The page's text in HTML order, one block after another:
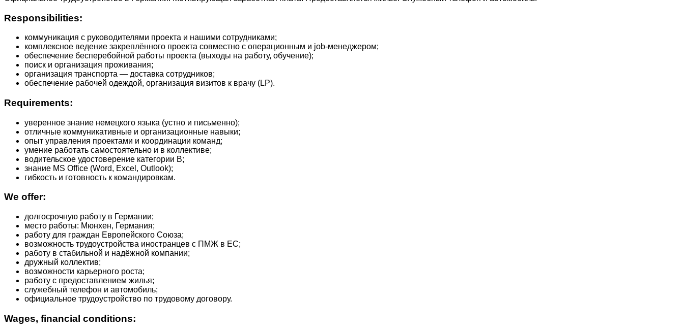
Responsibilities:
коммуникация с руководителями проекта и нашими сотрудниками;
комплексное ведение закреплённого проекта совместно с операционным и job-менеджером;
обеспечение бесперебойной работы проекта (выходы на работу, обучение);
поиск и организация проживания;
организация транспорта — доставка сотрудников;
обеспечение рабочей одеждой, организация визитов к врачу (LP).
Requirements:
уверенное знание немецкого языка (устно и письменно);
отличные коммуникативные и организационные навыки;
опыт управления проектами и координации команд;
умение работать самостоятельно и в коллективе;
водительское удостоверение категории B;
знание MS Office (Word, Excel, Outlook);
гибкость и готовность к командировкам.
We offer:
долгосрочную работу в Германии;
место работы: Мюнхен, Германия;
работу для граждан Европейского Союза;
возможность трудоустройства иностранцев с ПМЖ в ЕС;
работу в стабильной и надёжной компании;
дружный коллектив;
возможности карьерного роста;
работу с предоставлением жилья;
служебный телефон и автомобиль;
официальное трудоустройство по трудовому договору.
Wages, financial conditions: